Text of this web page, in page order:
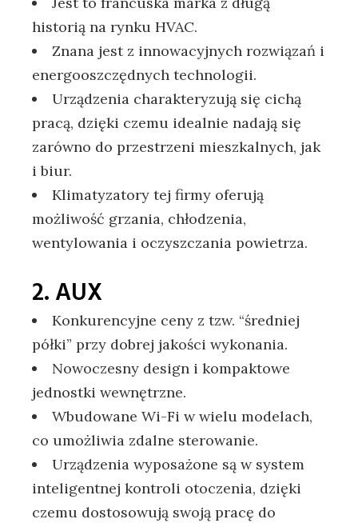
historią na rynku HVAC.
Znana jest z innowacyjnych rozwiązań i
energooszczędnych technologii.
Urządzenia charakteryzują się cichą
pracą, dzięki czemu idealnie nadają się
zarówno do przestrzeni mieszkalnych, jak
i biur.
Klimatyzatory tej firmy oferują
możliwość grzania, chłodzenia,
wentylowania i oczyszczania powietrza.
2. AUX
Konkurencyjne ceny z tzw. “średniej
półki” przy dobrej jakości wykonania.
Nowoczesny design i kompaktowe
jednostki wewnętrzne.
Wbudowane Wi-Fi w wielu modelach,
co umożliwia zdalne sterowanie.
Urządzenia wyposażone są w system
inteligentnej kontroli otoczenia, dzięki
czemu dostosowują swoją pracę do